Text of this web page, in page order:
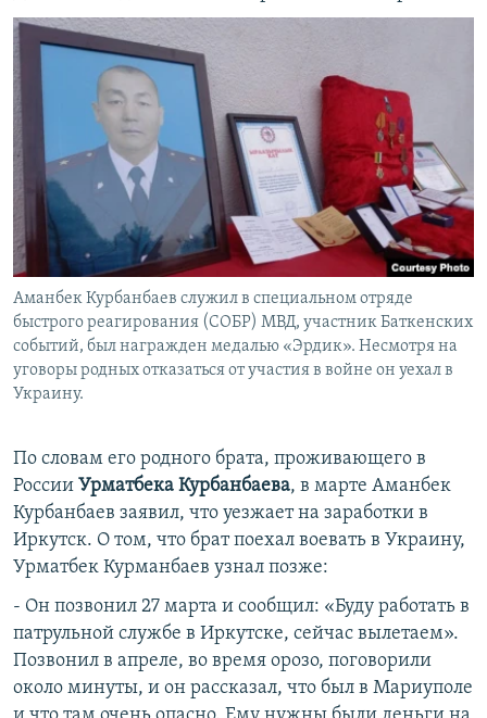
Аманбек Курбанбаев служил в специальном отряде
быстрого реагирования (СОБР) МВД, участник Баткенских
событий, был награжден медалью «Эрдик». Несмотря на
уговоры родных отказаться от участия в войне он уехал в
Украину.
По словам его родного брата, проживающего в
России Урматбека Курбанбаева, в марте Аманбек
Курбанбаев заявил, что уезжает на заработки в
Иркутск. О том, что брат поехал воевать в Украину,
Урматбек Курманбаев узнал позже:
- Он позвонил 27 марта и сообщил: «Буду работать в
патрульной службе в Иркутске, сейчас вылетаем».
Позвонил в апреле, во время орозо, поговорили
около минуты, и он рассказал, что был в Мариуполе